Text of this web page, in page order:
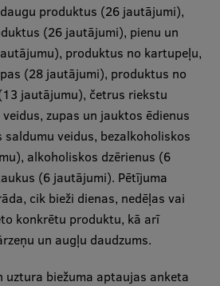
produktus (26 jautājumi),
(26 jautājumi), pienu un
produktus no kartupeļu,
(28 jautājumi), produktus no
jautājumu), četrus riekstu
zupas un jauktos ēdienus
veidus, bezalkoholiskos
alkoholiskos dzērienus (6
(6 jautājumi). Pētījuma
cik bieži dienas, nedēļas vai
konkrētu produktu, kā arī
un augļu daudzums.
uztura biežuma aptaujas anketa